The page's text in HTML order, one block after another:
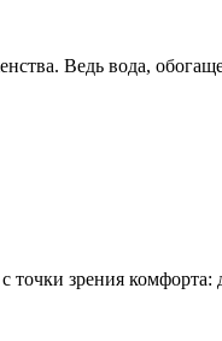
Ведь вода,
точки зрения